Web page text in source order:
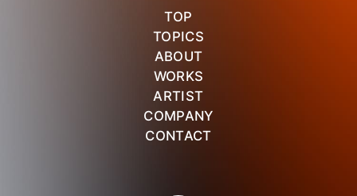
TOP
TOPICS
ABOUT
WORKS
ARTIST
COMPANY
CONTACT